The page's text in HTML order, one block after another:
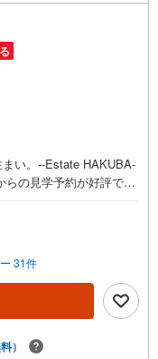
い。--Estate HAKUBA-
らの見学予約が好評で
約140mに小学校があり
ハイム施工の住まい
）】浴室、キッチン、
、照明交換カーポート
◇弊社は中古設備にも修
完備のお店です◇店内
当たり良好。空室のた
31件
）